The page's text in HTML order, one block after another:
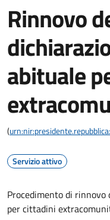
Rinnovo
abituale
(
Servizio attivo
Procedimento di
per cittadini